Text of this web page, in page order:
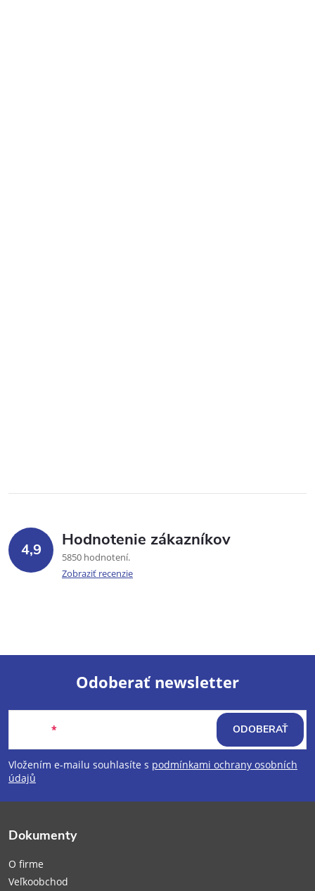
4,9 Hodnotenie zákazníkov
5850 hodnotení
Zobraziť recenzie
Z
á
p
Odoberať newsletter
Vložením e-mailu souhlasíte s podmínkami ochrany osobních
údajů
ODOBERAŤ
Dokumenty
O firme
Veľkoobchod